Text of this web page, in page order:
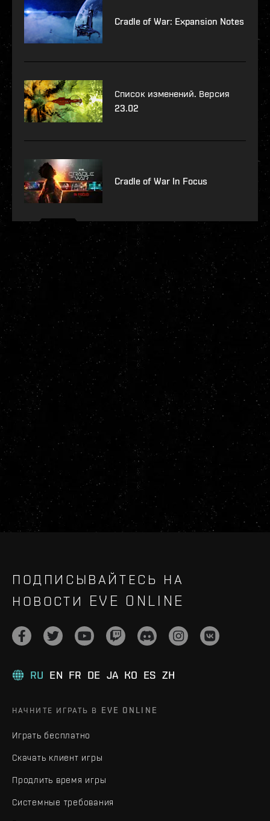
Cradle of War: Expansion Notes
Список изменений. Версия
23.02
Cradle of War In Focus
ПОДПИСЫВАЙТЕСЬ НА
НОВОСТИ EVE ONLINE
RU EN FR DE JA KO ES ZH
НАЧНИТЕ ИГРАТЬ В EVE ONLINE
Играть бесплатно
Скачать клиент игры
Продлить время игры
Системные требования